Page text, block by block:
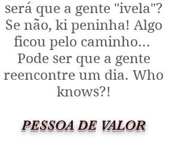
será que a gente "ivela"?
Se não, ki peninha! Algo
ficou pelo caminho...
Pode ser que a gente
reencontre um dia. Who
knows?!
PESSOA DE VALOR